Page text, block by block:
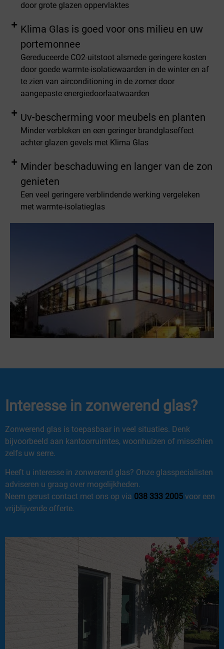
door grote glazen oppervlaktes
Klima Glas is goed voor ons milieu en uw
portemonnee
Gereduceerde CO2-uitstoot alsmede geringere kosten
door goede warmte-isolatiewaarden in de winter en af
te zien van airconditioning in de zomer door
aangepaste energiedoorlaatwaarden
Uv-bescherming voor meubels en planten
Minder verbleken en een geringer brandglaseffect
achter glazen gevels met Klima Glas
Minder beschaduwing en langer van de zon
genieten
Een veel geringere verblindende werking vergeleken
met warmte-isolatieglas
Interesse in zonwerend glas?
Zonwerend glas is toepasbaar in veel situaties. Denk
bijvoorbeeld aan kantoorruimtes, woonhuizen of misschien
zelfs uw serre.
Heeft u interesse in zonwerend glas? Onze glasspecialisten
adviseren u graag over mogelijkheden.
Neem gerust contact met ons op via 038 333 2005 voor een
vrijblijvende offerte.